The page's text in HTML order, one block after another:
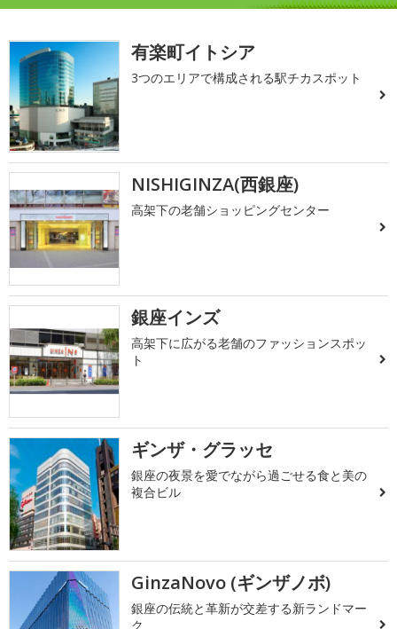
有楽町イトシア
3つのエリアで構成される駅チカスポット
NISHIGINZA(西銀座)
高架下の老舗ショッピングセンター
銀座インズ
高架下に広がる老舗のファッションスポッ
ト
ギンザ・グラッセ
銀座の夜景を愛でながら過ごせる食と美の
複合ビル
GinzaNovo (ギンザノボ)
銀座の伝統と革新が交差する新ランドマー
ク